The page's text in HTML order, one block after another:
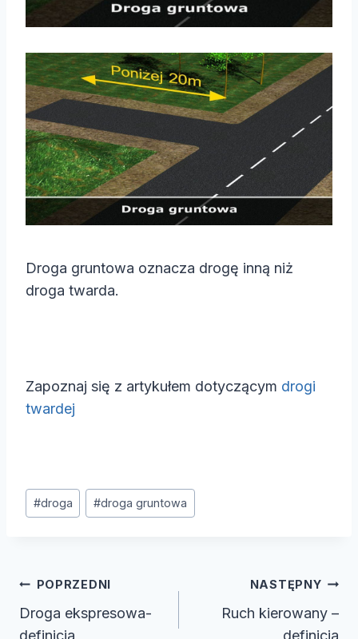
Droga gruntowa oznacza drogę inną niż
droga twarda.
Zapoznaj się z artykułem dotyczącym drogi
twardej
Tagi
wpisu:
#droga #droga gruntowa
Nawigacja
wpisu
POPRZEDNI
Droga ekspresowa-
definicja
NASTĘPNY
Ruch kierowany –
definicja